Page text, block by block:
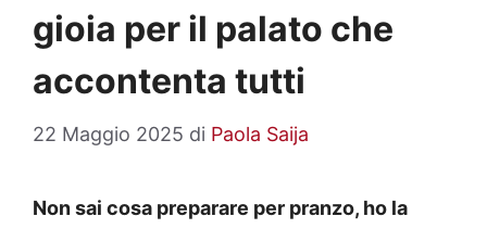
gioia per il palato che
accontenta tutti
22 Maggio 2025 di Paola Saija
Non sai cosa preparare per pranzo, ho la